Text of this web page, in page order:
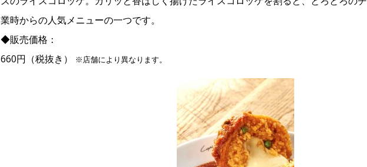
業時からの人気メニューの一つです。
◆販売価格：
660円（税抜き）
※店舗により異なります。